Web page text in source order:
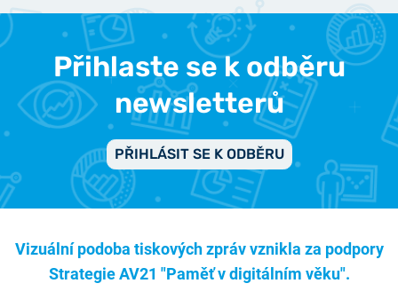
Přihlaste se k odběru
newsletterů
PŘIHLÁSIT SE K ODBĚRU
Vizuální podoba tiskových zpráv vznikla za podpory
Strategie AV21 "Paměť v digitálním věku".